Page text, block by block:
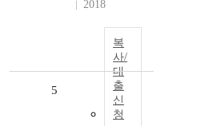
2018
복
사/
대
출
신
청
5